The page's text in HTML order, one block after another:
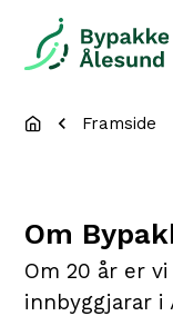
Bypakke Ålesund
Du er her:Framside
Om
Om 20 år er
innbyggjarar i